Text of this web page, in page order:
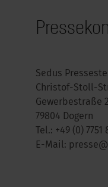
Sedus
Christof-Stoll-
Gewerbestraße
79804 Dogern
Tel.: +49 (0) 7751
E-Mail: